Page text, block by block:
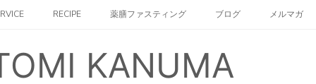
RECIPE 薬膳ファスティング ブログ メルマガ
KANUMA